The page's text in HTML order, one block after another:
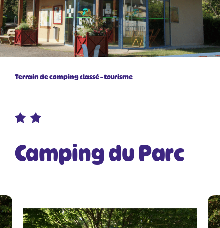
Terrain de camping classé - tourisme
Camping du Parc